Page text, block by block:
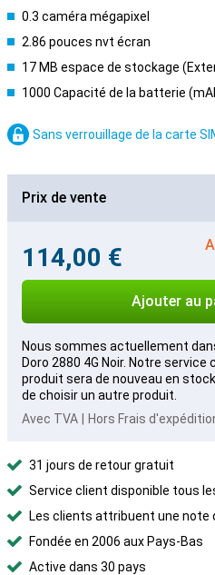
0.3 caméra mégapixel
2.86 pouces nvt écran
17 MB espace de stockage
1000 Capacité de la batterie
Sans verrouillage de la carte
Prix de vente
114,00 €
Ajouter au
Nous sommes actuellement
Doro 2880 4G Noir. Notre
produit sera de nouveau en
de choisir un autre produit.
Avec TVA
Hors Frais
31 jours de retour gratuit
Service client disponible tous
Les clients attribuent une note
Fondée en 2006 aux Pays-Bas
Active dans 30 pays